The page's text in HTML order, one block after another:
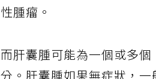
性腫瘤。
而肝囊腫可能為一個或多